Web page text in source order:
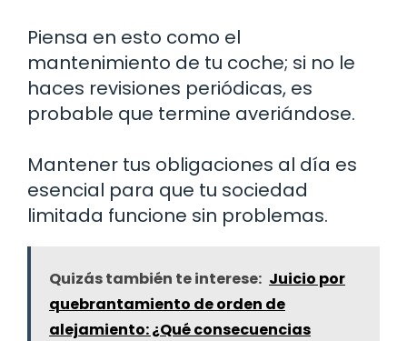
Piensa en esto como el
mantenimiento de tu coche; si no le
haces revisiones periódicas, es
probable que termine averiándose.
Mantener tus obligaciones al día es
esencial para que tu sociedad
limitada funcione sin problemas.
Quizás también te interese: Juicio por
quebrantamiento de orden de
alejamiento: ¿Qué consecuencias